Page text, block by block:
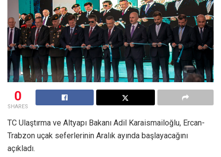
0
SHARES
TC Ulaştırma ve Altyapı Bakanı Adil Karaismailoğlu, Ercan-
Trabzon uçak seferlerinin Aralık ayında başlayacağını
açıkladı.